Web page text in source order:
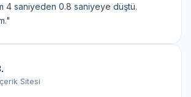
4 saniyeden 0.8 saniyeye düştü.
Sitesi